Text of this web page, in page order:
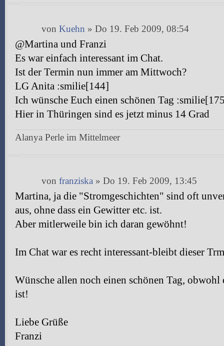
von Kuehn » Do 19. Feb 2009, 08:54
@Martina und Franzi
Es war einfach interessant im Chat.
Ist der Termin nun immer am Mittwoch?
LG Anita :smilie[144]
Ich wünsche Euch einen schönen Tag
Hier in Thüringen sind es jetzt minus 14 Grad
Alanya Perle im Mittelmeer
von franziska » Do 19. Feb 2009, 13:45
Martina, ja die "Stromgeschichten" sind oft
aus, ohne dass ein Gewitter etc. ist.
Aber mitlerweile bin ich daran gewöhnt!
Im Chat war es recht interessant-bleibt dieser
Wünsche allen noch einen schönen Tag,
ist!
Liebe Grüße
Franzi